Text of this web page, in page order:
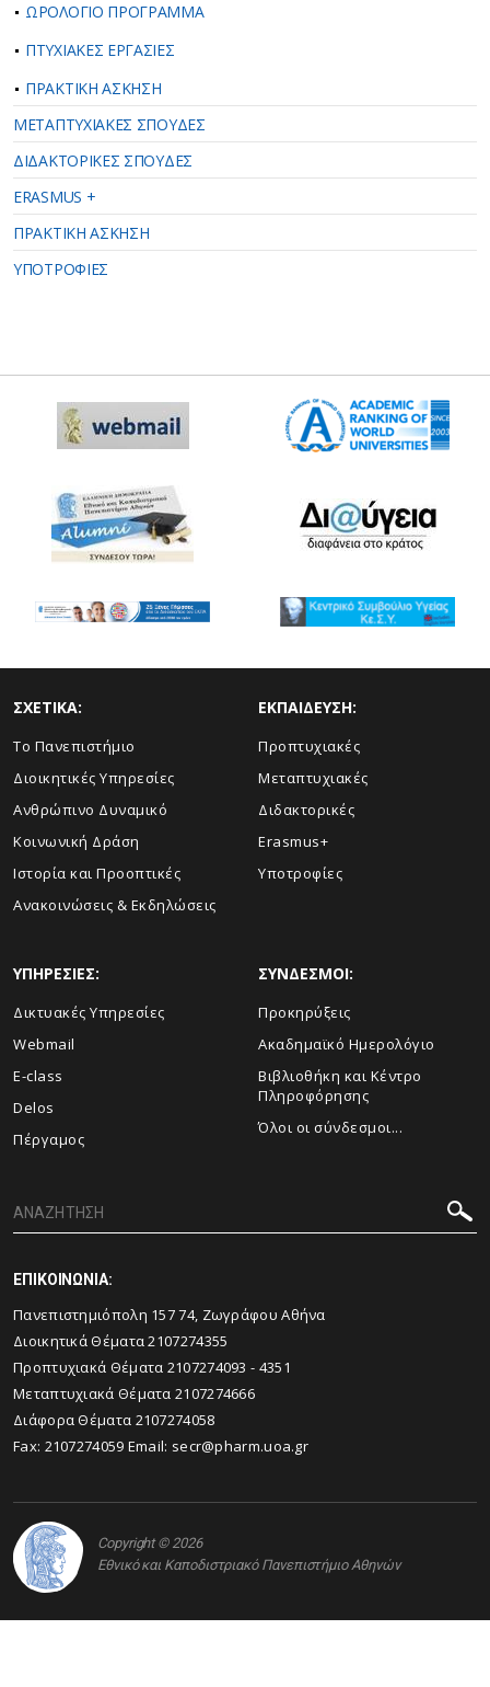
ΩΡΟΛΟΓΙΟ ΠΡΟΓΡΑΜΜΑ
ΠΤΥΧΙΑΚΕΣ ΕΡΓΑΣΙΕΣ
ΠΡΑΚΤΙΚΗ ΑΣΚΗΣΗ
ΜΕΤΑΠΤΥΧΙΑΚΕΣ ΣΠΟΥΔΕΣ
ΔΙΔΑΚΤΟΡΙΚΕΣ ΣΠΟΥΔΕΣ
ERASMUS +
ΠΡΑΚΤΙΚΗ ΑΣΚΗΣΗ
ΥΠΟΤΡΟΦΙΕΣ
ΣΧΕΤΙΚΑ:
Το Πανεπιστήμιο
Διοικητικές Υπηρεσίες
Ανθρώπινο Δυναμικό
Κοινωνική Δράση
Ιστορία και Προοπτικές
Aνακοινώσεις & Εκδηλώσεις
ΕΚΠΑΙΔΕΥΣΗ:
Προπτυχιακές
Μεταπτυχιακές
Διδακτορικές
Erasmus+
Υποτροφίες
ΥΠΗΡΕΣΙΕΣ:
Δικτυακές Υπηρεσίες
Webmail
E-class
Delos
Πέργαμος
ΣΥΝΔΕΣΜΟΙ:
Προκηρύξεις
Ακαδημαϊκό Ημερολόγιο
Βιβλιοθήκη και Κέντρο
Πληροφόρησης
Όλοι οι σύνδεσμοι...
ΕΠΙΚΟΙΝΩΝΙΑ:
Πανεπιστημιόπολη 157 74, Ζωγράφου Αθήνα
Διοικητικά Θέματα 2107274355
Προπτυχιακά Θέματα 2107274093 - 4351
Μεταπτυχιακά Θέματα 2107274666
Διάφορα Θέματα 2107274058
Fax: 2107274059 Email: secr@pharm.uoa.gr
Copyright © 2026
Εθνικό και Καποδιστριακό Πανεπιστήμιο Αθηνών